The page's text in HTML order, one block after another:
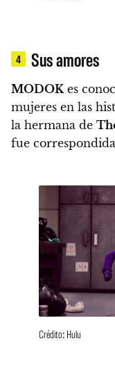
4 Sus amores
MODOK es
mujeres en las
la hermana de
fue
Crédito: Hulu